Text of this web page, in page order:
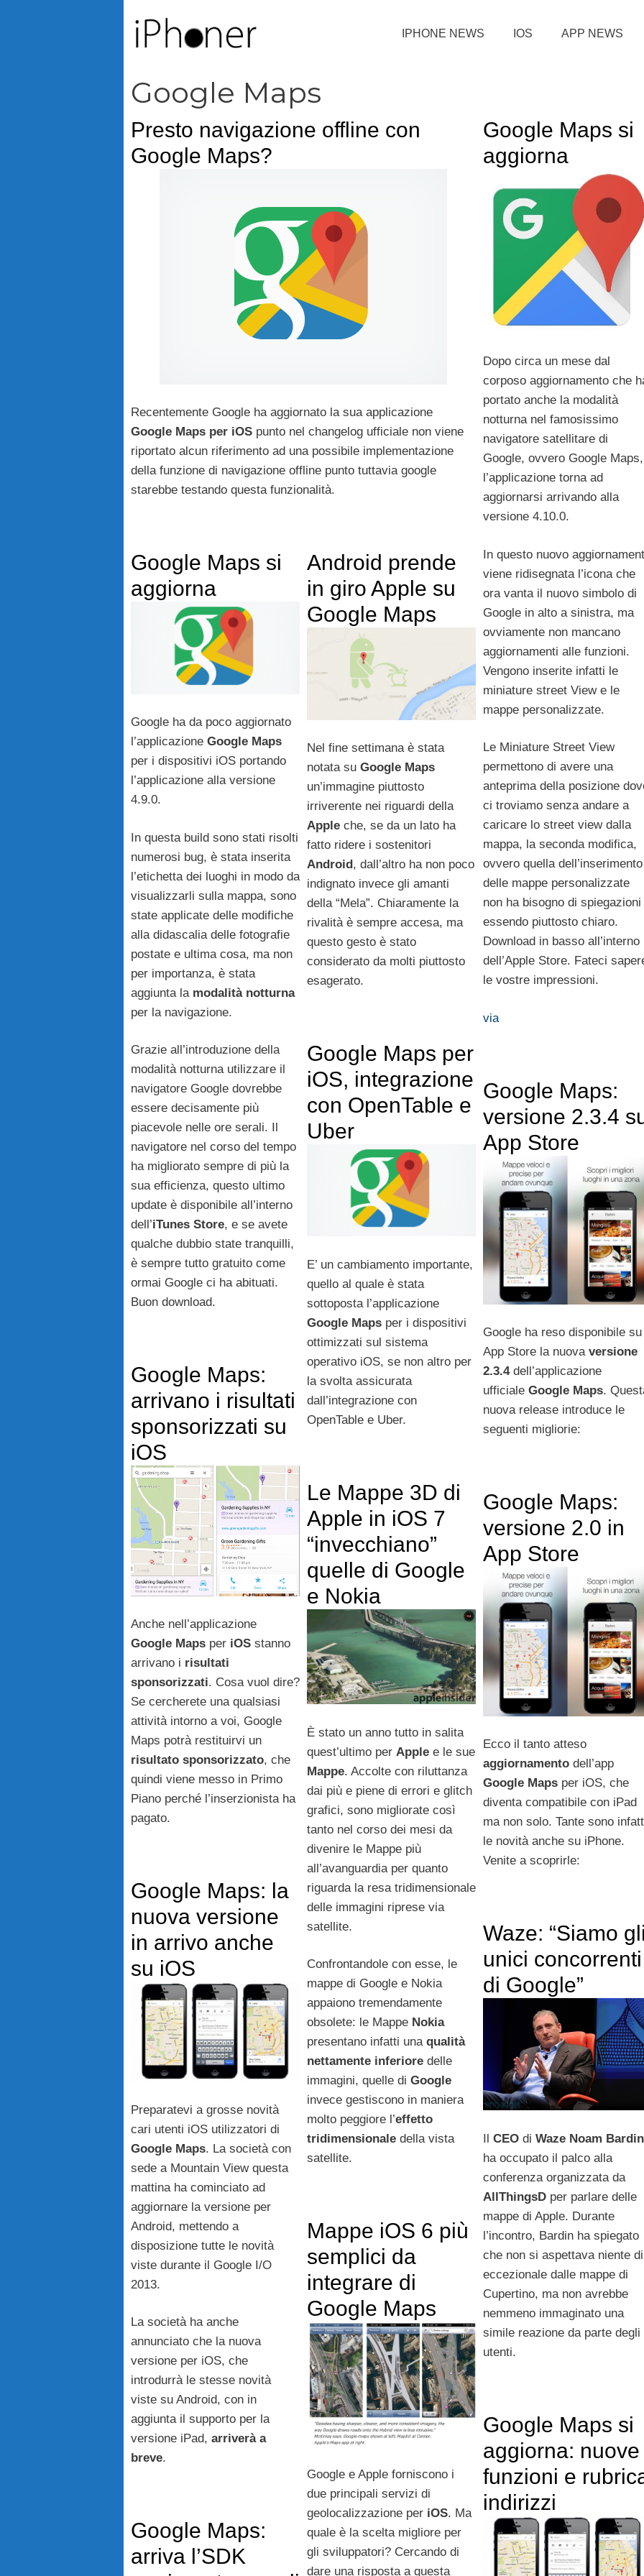
IPHONE NEWS IOS APP NEWS
Google Maps
Presto navigazione offline con
Google Maps?
Recentemente Google ha aggiornato la sua applicazione
Google Maps per iOS punto nel changelog ufficiale non viene
riportato alcun riferimento ad una possibile implementazione
della funzione di navigazione offline punto tuttavia google
starebbe testando questa funzionalità.
Google Maps si
aggiorna
Dopo circa un mese dal
corposo aggiornamento che
portato anche la modalità
notturna nel famosissimo
navigatore satellitare di
Google, ovvero Google Maps,
l’applicazione torna ad
aggiornarsi arrivando alla
versione 4.10.0.
In questo nuovo
viene ridisegnata l’icona che
ora vanta il nuovo simbolo di
Google in alto a sinistra, ma
ovviamente non mancano
aggiornamenti alle funzioni.
Vengono inserite infatti le
miniature street View e le
mappe personalizzate.
Le Miniature Street View
permettono di avere una
anteprima della posizione
ci troviamo senza andare a
caricare lo street view dalla
mappa, la seconda modifica,
ovvero quella dell’inserimento
delle mappe personalizzate
non ha bisogno di spiegazioni
essendo piuttosto chiaro.
Download in basso all’interno
dell’Apple Store. Fateci
le vostre impressioni.
via
Google Maps si
aggiorna
Google ha da poco aggiornato
l’applicazione Google Maps
per i dispositivi iOS portando
l’applicazione alla versione
4.9.0.
In questa build sono stati risolti
numerosi bug, è stata inserita
l’etichetta dei luoghi in modo da
visualizzarli sulla mappa, sono
state applicate delle modifiche
alla didascalia delle fotografie
postate e ultima cosa, ma non
per importanza, è stata
aggiunta la modalità notturna
per la navigazione.
Grazie all’introduzione della
modalità notturna utilizzare il
navigatore Google dovrebbe
essere decisamente più
piacevole nelle ore serali. Il
navigatore nel corso del tempo
ha migliorato sempre di più la
sua efficienza, questo ultimo
update è disponibile all’interno
dell’iTunes Store, e se avete
qualche dubbio state tranquilli,
è sempre tutto gratuito come
ormai Google ci ha abituati.
Buon download.
Android prende
in giro Apple su
Google Maps
Nel fine settimana è stata
notata su Google Maps
un’immagine piuttosto
irriverente nei riguardi della
Appleche, se da un lato ha
fatto ridere i sostenitori
Android, dall’altro ha non poco
indignato invece gli amanti
della “Mela”. Chiaramente la
rivalità è sempre accesa, ma
questo gesto è stato
considerato da molti piuttosto
esagerato.
Google Maps per
iOS, integrazione
con OpenTable e
Uber
E’ un cambiamento importante,
quello al quale è stata
sottoposta l’applicazione
Google Mapsper i dispositivi
ottimizzati sul sistema
operativo iOS, se non altro per
la svolta assicurata
dall’integrazione con
OpenTable e Uber.
Google Maps:
versione 2.3.4
App Store
Google ha reso disponibile su
App Store la nuova versione
2.3.4dell’applicazione
ufficialeGoogle Maps.
nuova release introduce le
seguenti migliorie:
Google Maps:
arrivano i risultati
sponsorizzati su
iOS
Anche nell’applicazione
Google Maps per iOS stanno
arrivano i risultati
sponsorizzati. Cosa vuol dire?
Se cercherete una qualsiasi
attività intorno a voi, Google
Maps potrà restituirvi un
risultato sponsorizzato, che
quindi viene messo in Primo
Piano perché l’inserzionista ha
pagato.
Le Mappe 3D di
Apple in iOS 7
“invecchiano”
quelle di Google
e Nokia
È stato un anno tutto in salita
quest’ultimo per Applee le sue
Mappe. Accolte con riluttanza
dai più e piene di errori e glitch
grafici, sono migliorate così
tanto nel corso dei mesi da
divenire le Mappe più
all’avanguardia per quanto
riguarda la resa tridimensionale
delle immagini riprese via
satellite.
Confrontandole con esse, le
mappe di Google e Nokia
appaiono tremendamente
obsolete: le Mappe Nokia
presentano infatti una qualità
nettamente inferioredelle
immagini, quelle di Google
invece gestiscono in maniera
molto peggiore l’effetto
tridimensionaledella vista
satellite.
Google Maps:
versione 2.0 in
App Store
Ecco il tanto atteso
aggiornamentodell’app
Google Mapsper iOS, che
diventa compatibile con iPad
ma non solo. Tante sono
le novità anche su iPhone.
Venite a scoprirle:
Google Maps: la
nuova versione
in arrivo anche
su iOS
Preparatevi a grosse novità
cari utenti iOS utilizzatori di
Google Maps. La società con
sede a Mountain View questa
mattina ha cominciato ad
aggiornare la versione per
Android, mettendo a
disposizione tutte le novità
viste durante il Google I/O
2013.
La società ha anche
annunciato che la nuova
versione per iOS, che
introdurrà le stesse novità
viste su Android, con in
aggiunta il supporto per la
versione iPad, arriverà a
breve.
Waze: “Siamo
unici concorrenti
di Google”
Il CEOdi Waze Noam Bardin
ha occupato il palco alla
conferenza organizzata da
AllThingsDper parlare delle
mappe di Apple. Durante
l’incontro, Bardin ha spiegato
che non si aspettava niente di
eccezionale dalle mappe di
Cupertino, ma non avrebbe
nemmeno immaginato una
simile reazione da parte degli
utenti.
Mappe iOS 6 più
semplici da
integrare di
Google Maps
Google e Apple forniscono i
due principali servizi di
geolocalizzazione per iOS. Ma
quale è la scelta migliore per
gli sviluppatori? Cercando di
dare una risposta a questa
Google Maps si
aggiorna: nuove
funzioni e
indirizzi
Google Maps:
arriva l’SDK